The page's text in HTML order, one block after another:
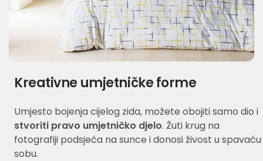
Kreativne umjetničke forme
Umjesto bojenja cijelog zida, možete obojiti samo dio i
stvoriti pravo umjetničko djelo. Žuti krug na
fotografiji podsjeća na sunce i donosi živost u spavaću
sobu.